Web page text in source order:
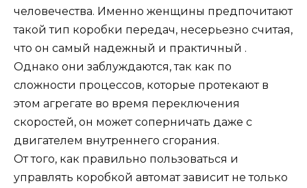
человечества. Именно женщины предпочитают
такой тип коробки передач, несерьезно считая,
что он самый надежный и практичный .
Однако они заблуждаются, так как по
сложности процессов, которые протекают в
этом агрегате во время переключения
скоростей, он может соперничать даже с
двигателем внутреннего сгорания.
От того, как правильно пользоваться и
управлять коробкой автомат зависит не только